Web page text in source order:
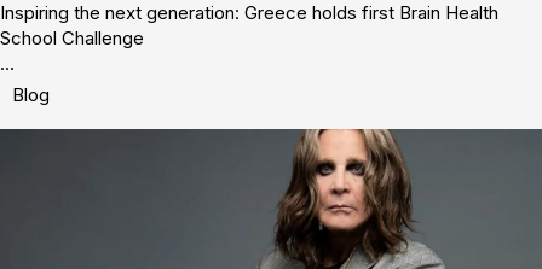
Inspiring the next generation: Greece holds first Brain Health
School Challenge
...
Blog